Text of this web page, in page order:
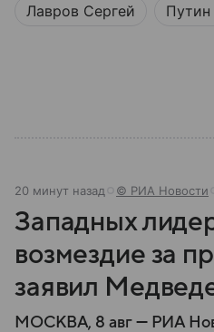
главное из его биографии.
Лавров Сергей
20 минут назад © РИА Новости
Западных
возмездие за
заявил
МОСКВА, 8 авг — РИА